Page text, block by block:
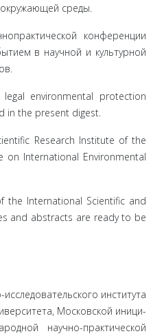
среды.
конференции
в научной и культурной
environmental protection
in the present digest.
Research Institute of the
on International Environmental
International Scientific and
and abstracts are ready to be
института
Московской иници­
научно-практической